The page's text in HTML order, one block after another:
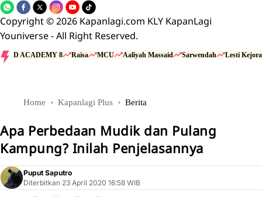
Copyright © 2026 Kapanlagi.com KLY KapanLagi
Youniverse - All Right Reserved.
D ACADEMY 8 Raisa MCU Aaliyah Massaid Sarwendah Lesti Kejora
Home Kapanlagi Plus Berita
Apa Perbedaan Mudik dan Pulang
Kampung? Inilah Penjelasannya
Puput Saputro
Diterbitkan 23 April 2020 16:58 WIB